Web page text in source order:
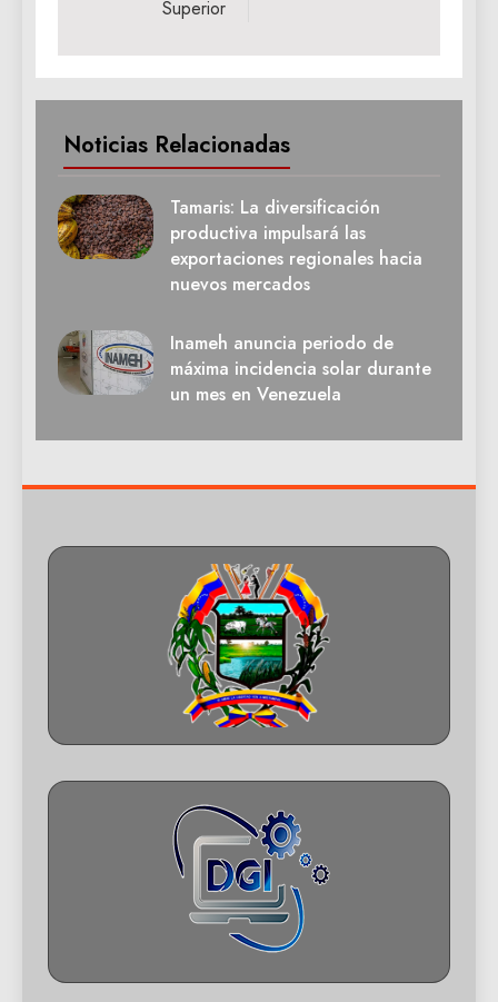
Superior
Noticias Relacionadas
Tamaris: La diversificación
productiva impulsará las
exportaciones regionales hacia
nuevos mercados
Inameh anuncia periodo de
máxima incidencia solar durante
un mes en Venezuela